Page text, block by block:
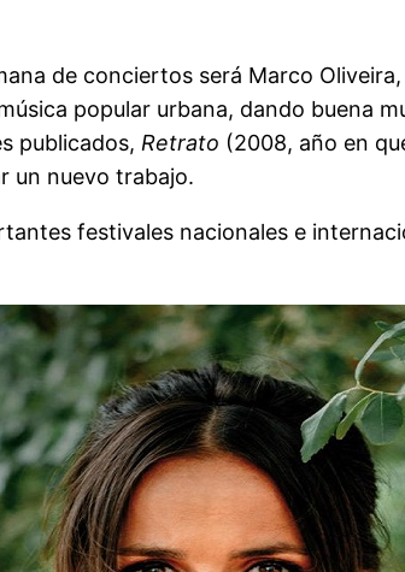
de conciertos será Marco
popular urbana, dando buena
publicados, Retrato (2008, año en
un nuevo trabajo.
festivales nacionales e